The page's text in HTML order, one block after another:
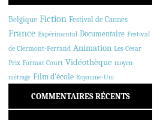
Belgique Fiction Festival de Cannes
France Expérimental Documentaire Festival
de Clermont-Ferrand Animation Les César
Prix Format Court Vidéothèque moyen-
métrage Film d'école Royaume-Uni
COMMENTAIRES RÉCENTS